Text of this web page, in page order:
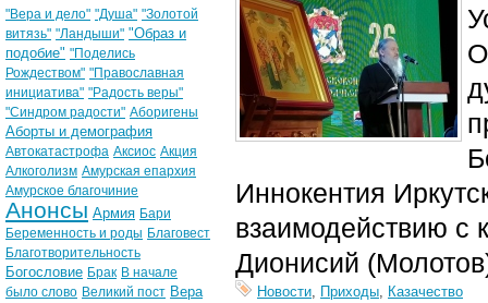
Иннокентия
взаимодействию с
Дионисий
Новости, Приходы, Казачество
"Вера и дело" "Душа" "Золотой
витязь" "Ландыши" "Образ и
подобие" "Поделись
Рождеством" "Православная
инициатива" "Радость веры"
"Синдром радости" Аборигены
Аборты и демография
Автокатастрофа Аксиос Акция
Алкоголизм Амурская епархия
Амурское благочиние
Анонсы Армия Бари
Беременность и роды Благовест
Благотворительность
Богословие Брак В начале
было слово Великий пост Вера